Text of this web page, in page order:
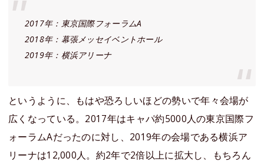
2017年：東京国際フォーラムA
2018年：幕張メッセイベントホール
2019年：横浜アリーナ
というように、もはや恐ろしいほどの勢いで年々会場が
広くなっている。2017年はキャパ約5000人の東京国際フ
ォーラムAだったのに対し、2019年の会場である横浜ア
リーナは12,000人。約2年で2倍以上に拡大し、もちろん